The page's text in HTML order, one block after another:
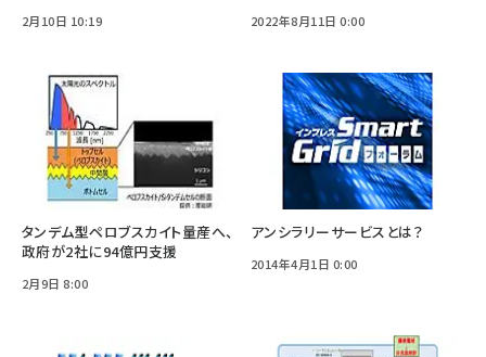
2月10日 10:19 2022年8月11日 0:00
タンデム型ペロブスカイト量産へ、
政府が2社に94億円支援
2月9日 8:00
アンシラリーサービスとは？
2014年4月1日 0:00